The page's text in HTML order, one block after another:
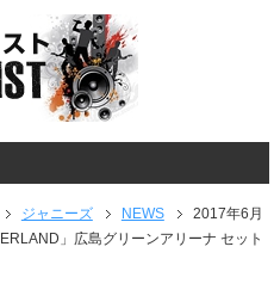
ジャニーズ NEWS
2017年6月
」広島グリーンアリーナ セット